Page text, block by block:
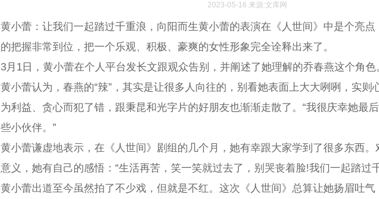
2023-05-16 来源:文库网
黄小蕾：让我们一起踏过千重浪，向阳而生黄小蕾的表演在《人世间》中是个亮
的把握非常到位，把一个乐观、积极、豪爽的女性形象完全诠释出来了。
3月1日，黄小蕾在个人平台发长文跟观众告别，并阐述了她理解的乔春燕这个角色
黄小蕾认为，春燕的“辣”，其实是让很多人向往的，别看她表面上大大咧咧，实则
为利益、贪心而犯了错，跟秉昆和光字片的好朋友也渐渐走散了。“我很庆幸她最
些小伙伴。”
黄小蕾谦虚地表示，在《人世间》剧组的几个月，她有幸跟大家学到了很多东西
意义，她有自己的感悟：“生活再苦，笑一笑就过去了，别哭丧着脸!我们一起踏过
黄小蕾出道至今虽然拍了不少戏，但就是不红。这次《人世间》总算让她扬眉吐